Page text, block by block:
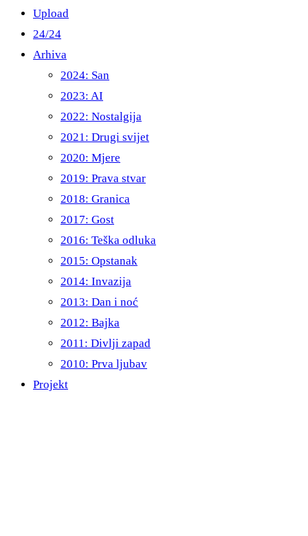
Upload
24/24
Arhiva
2024: San
2023: AI
2022: Nostalgija
2021: Drugi svijet
2020: Mjere
2019: Prava stvar
2018: Granica
2017: Gost
2016: Teška odluka
2015: Opstanak
2014: Invazija
2013: Dan i noć
2012: Bajka
2011: Divlji zapad
2010: Prva ljubav
Projekt